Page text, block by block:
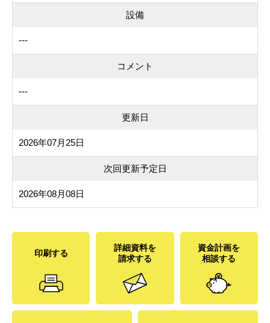
設備
---
コメント
---
更新日
2026年07月25日
次回更新予定日
2026年08月08日
印刷する
詳細資料を
請求する
資金計画を
相談する